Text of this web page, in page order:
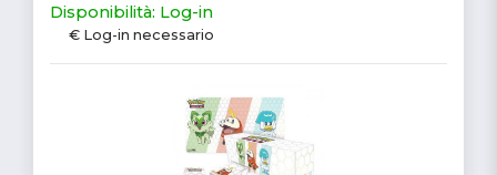
Disponibilità: Log-in
€ Log-in necessario